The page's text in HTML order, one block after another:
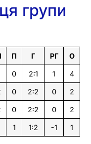
групи
П Г РГ О
0 2:1 1 4
0 2:2 0 2
0 2:2 0 2
1 1:2 -1 1